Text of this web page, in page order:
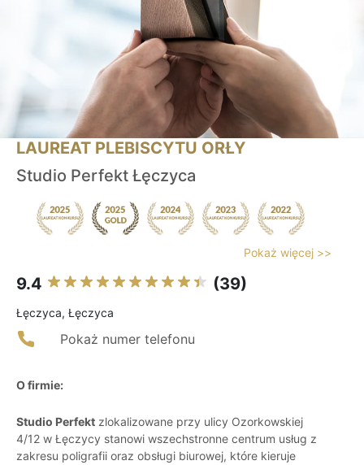
LAUREAT PLEBISCYTU ORŁY
Studio Perfekt Łęczyca
Pokaż więcej >>
9.4 (39)
Łęczyca, Łęczyca
Pokaż numer telefonu
O firmie:
Studio Perfekt zlokalizowane przy ulicy Ozorkowskiej
4/12 w Łęczycy stanowi wszechstronne centrum usług z
zakresu poligrafii oraz obsługi biurowej, które kieruje